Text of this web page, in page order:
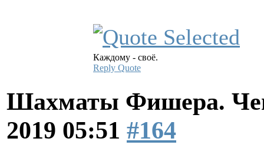
Каждому - своё.
Reply Quote
Шахматы Фишера.
2019 05:51 #164